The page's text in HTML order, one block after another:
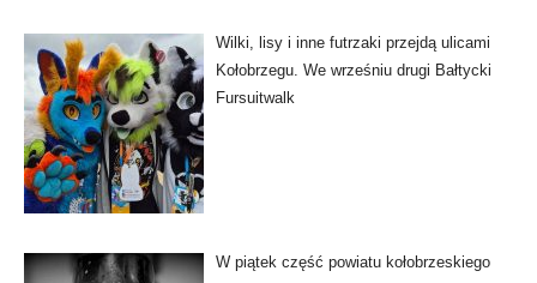
Wilki, lisy i inne futrzaki przejdą ulicami
Kołobrzegu. We wrześniu drugi Bałtycki
Fursuitwalk
W piątek część powiatu kołobrzeskiego